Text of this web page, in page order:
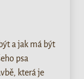
a jak má být
psa
která je